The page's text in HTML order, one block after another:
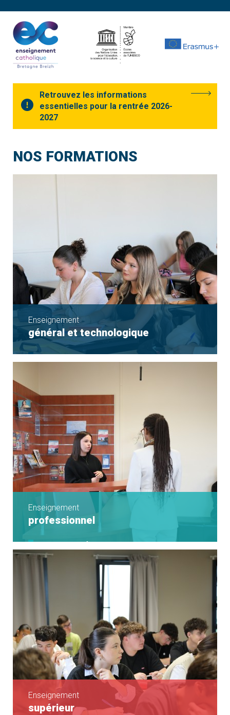
Retrouvez les informations
essentielles pour la rentrée 2026-
2027
NOS FORMATIONS
Enseignement
général et technologique
La seconde
Le Brevet d'initiation Aéronautique
Nos partenariats sportifs
Enseignement
professionnel
Seconde professionnelle
Bac Pro MDA
Bac Pro AGOrA
Bac Pro MCV - Option A
Bac Pro MCV - Option B
Ouverture à l'international
Enseignement
supérieur